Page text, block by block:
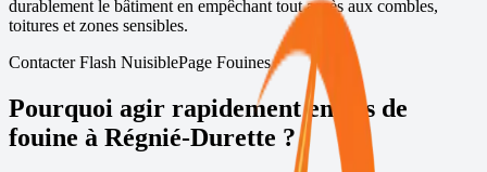
durablement le bâtiment en empêchant tout accès aux combles,
toitures et zones sensibles.
Contacter Flash NuisiblePage Fouines
Pourquoi agir rapidement en cas de
fouine à Régnié-Durette ?